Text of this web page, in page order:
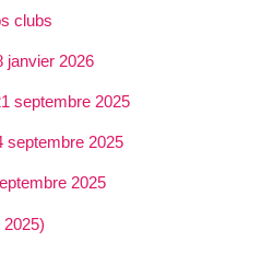
clubs
janvier 2026
septembre 2025
septembre 2025
2025